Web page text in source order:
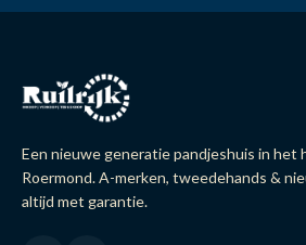
Een nieuwe generatie pandjeshuis in het
Roermond. A-merken, tweedehands &
altijd met garantie.